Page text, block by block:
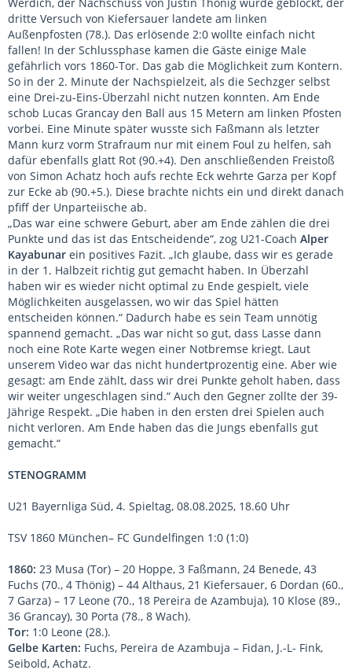
dritte Versuch von Kiefersauer landete am linken
Außenpfosten (78.). Das erlösende 2:0 wollte einfach nicht
fallen! In der Schlussphase kamen die Gäste einige Male
gefährlich vors 1860-Tor. Das gab die Möglichkeit zum Kontern.
So in der 2. Minute der Nachspielzeit, als die Sechzger selbst
eine Drei-zu-Eins-Überzahl nicht nutzen konnten. Am Ende
schob Lucas Grancay den Ball aus 15 Metern am linken Pfosten
vorbei. Eine Minute später wusste sich Faßmann als letzter
Mann kurz vorm Strafraum nur mit einem Foul zu helfen, sah
dafür ebenfalls glatt Rot (90.+4). Den anschließenden Freistoß
von Simon Achatz hoch aufs rechte Eck wehrte Garza per Kopf
zur Ecke ab (90.+5.). Diese brachte nichts ein und direkt danach
pfiff der Unparteiische ab.
„Das war eine schwere Geburt, aber am Ende zählen die drei
Punkte und das ist das Entscheidende“, zog U21-Coach Alper
Kayabunar ein positives Fazit. „Ich glaube, dass wir es gerade
in der 1. Halbzeit richtig gut gemacht haben. In Überzahl
haben wir es wieder nicht optimal zu Ende gespielt, viele
Möglichkeiten ausgelassen, wo wir das Spiel hätten
entscheiden können.“ Dadurch habe es sein Team unnötig
spannend gemacht. „Das war nicht so gut, dass Lasse dann
noch eine Rote Karte wegen einer Notbremse kriegt. Laut
unserem Video war das nicht hundertprozentig eine. Aber wie
gesagt: am Ende zählt, dass wir drei Punkte geholt haben, dass
wir weiter ungeschlagen sind.“ Auch den Gegner zollte der 39-
Jährige Respekt. „Die haben in den ersten drei Spielen auch
nicht verloren. Am Ende haben das die Jungs ebenfalls gut
gemacht.“
STENOGRAMM
U21 Bayernliga Süd, 4. Spieltag, 08.08.2025, 18.60 Uhr
TSV 1860 München– FC Gundelfingen 1:0 (1:0)
1860: 23 Musa (Tor) – 20 Hoppe, 3 Faßmann, 24 Benede, 43
Fuchs (70., 4 Thönig) – 44 Althaus, 21 Kiefersauer, 6 Dordan (60.,
7 Garza) – 17 Leone (70., 18 Pereira de Azambuja), 10 Klose (89.,
36 Grancay), 30 Porta (78., 8 Wach).
Tor: 1:0 Leone (28.).
Gelbe Karten: Fuchs, Pereira de Azambuja – Fidan, J.-L- Fink,
Seibold, Achatz.